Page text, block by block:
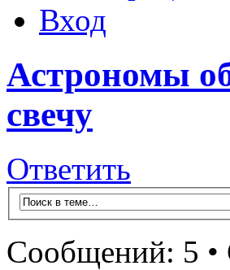
Вход
Астрономы
свечу
Ответить
Сообщений: 5 •